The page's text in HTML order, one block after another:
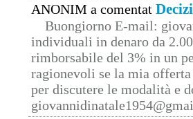
ANONIM a comentat
Buongiorno E-mail:
individuali in denaro da
rimborsabile del 3% in un
ragionevoli se la mia
per discutere le modalità e